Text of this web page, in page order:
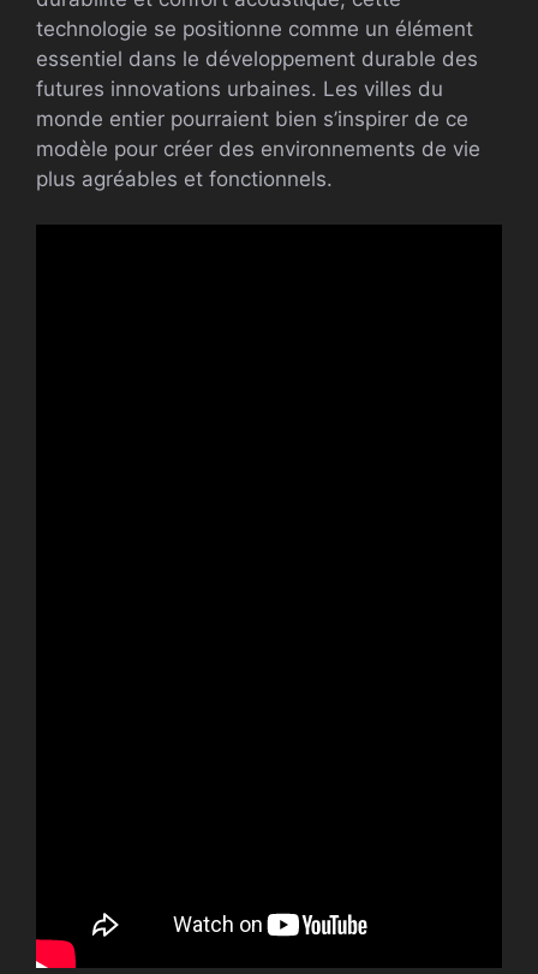
technologie se positionne comme un élément
essentiel dans le développement durable des
futures innovations urbaines. Les villes du
monde entier pourraient bien s’inspirer de ce
modèle pour créer des environnements de vie
plus agréables et fonctionnels.